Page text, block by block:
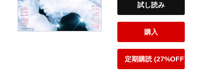
試し読み
購入
定期購読 (27%OFF)